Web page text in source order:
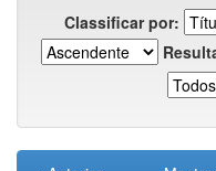
Classificar por: